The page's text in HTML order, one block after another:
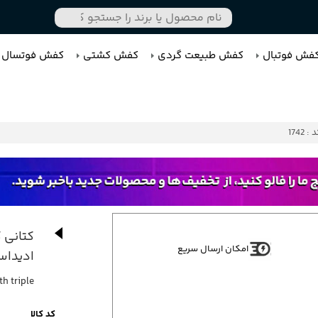
فوتبال کفش طبیعت گردی کفش کشتی کفش فوتسال
1742
امکان ارسال سریع
triple
کد کالا